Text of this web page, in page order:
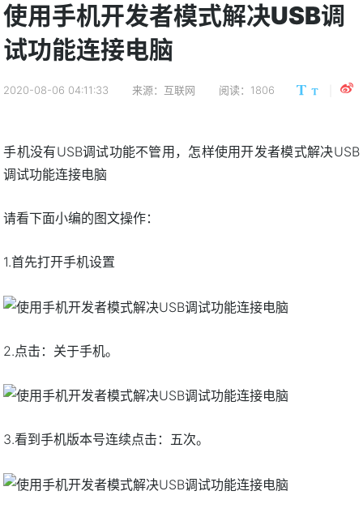
使用手机开发者模式解决USB调
试功能连接电脑
2020-08-06 04:11:33 来源：互联网 阅读：1806
手机没有USB调试功能不管用，怎样使用开发者模式解决USB
调试功能连接电脑
请看下面小编的图文操作：
1.首先打开手机设置
2.点击：关于手机。
3.看到手机版本号连续点击：五次。